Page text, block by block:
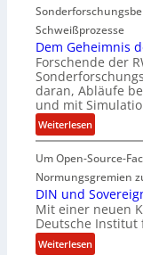
G
l
e
n
z
w
i
r
d
r
e
a
V
e
p
L
ü
b
e
r
n
m
m
t
M
i
x
Schweißprozesse
Dem Geheimnis
Forschende der
daran, Abläufe
und mit
Weiterlesen:
D
e
m
G
e
h
e
Um Open-Source-
Normungsgremien
DIN und
Mit einer neuen
Deutsche Institut
Weiterlesen: